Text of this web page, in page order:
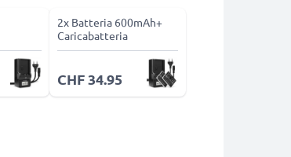
2x Batteria 600mAh+
Caricabatteria
CHF 34.95